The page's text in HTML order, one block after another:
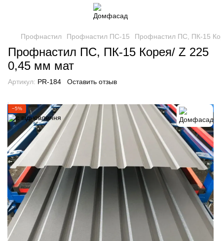
Профнастил Профнастил ПС-15 Профнастил ПС, ПК-15
Профнастил ПС, ПК-15 Корея/ Z 225
0,45 мм мат
Артикул: PR-184 Оставить отзыв
−5%